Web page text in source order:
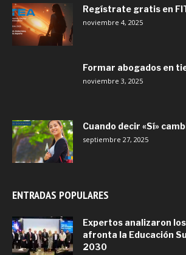
Regístrate gratis en
noviembre 4, 2025
Formar abogados en
noviembre 3, 2025
Cuando decir «Sí»
septiembre 27, 2025
ENTRADAS POPULARES
Expertos analizaron
afronta la Educación
2030